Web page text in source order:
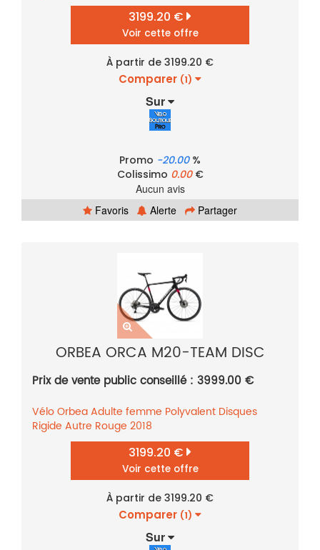
3199.20 €
Voir cette offre
À partir de 3199.20 €
Comparer (1)
Sur
Promo -20.00%
Colissimo 0.00€
Aucun avis
Favoris
Alerte Partager
ORBEA ORCA M20-TEAM DISC
Prix de vente public conseillé : 3999.00 €
VéloOrbeaAdulte femme Polyvalent Disques
Rigide Autre Rouge 2018
3199.20 €
Voir cette offre
À partir de 3199.20 €
Comparer (1)
Sur